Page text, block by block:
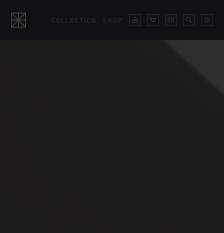
COLLECTION SHOP